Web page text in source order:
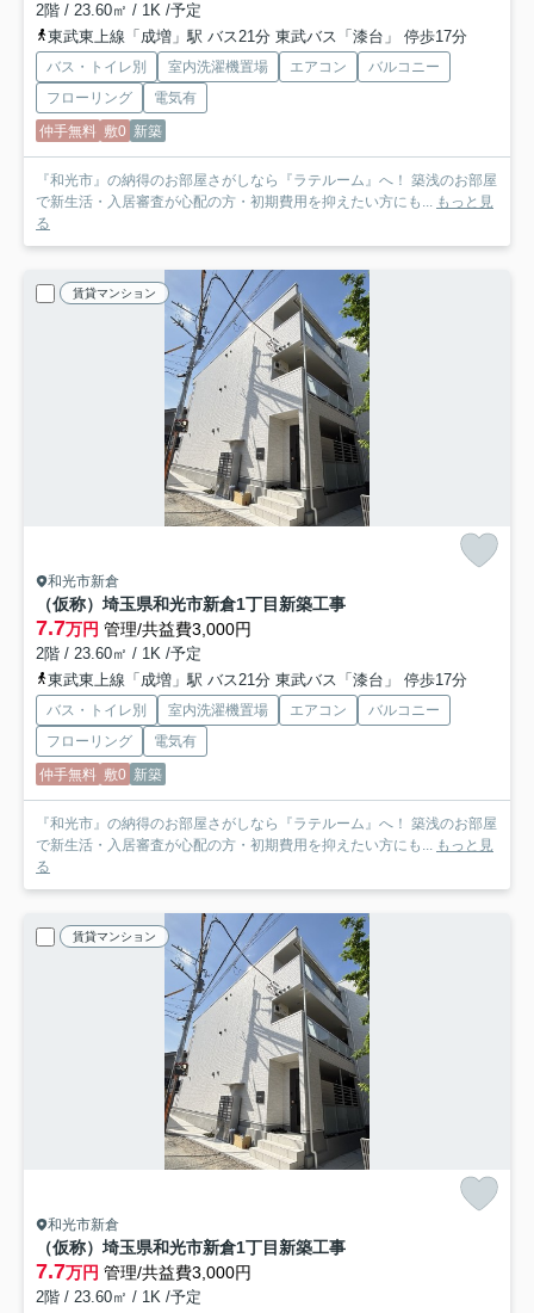
2階 / 23.60㎡ / 1K /予定
東武東上線「成増」駅 バス21分 東武バス「漆台」 停歩17分
バス・トイレ別 室内洗濯機置場 エアコン
バルコニー
フローリング
電気有
仲手無料 敷0 新築
『和光市』の納得のお部屋さがしなら『ラテルーム』へ！ 築浅のお部屋
で新生活・入居審査が心配の方・初期費用を抑えたい方にも... もっと見
る
賃貸マンション
和光市新倉
（仮称）埼玉県和光市新倉1丁目新築工事
7.7万円 管理/共益費3,000円
2階 / 23.60㎡ / 1K /予定
東武東上線「成増」駅 バス21分 東武バス「漆台」 停歩17分
バス・トイレ別 室内洗濯機置場 エアコン
バルコニー
フローリング
電気有
仲手無料 敷0 新築
『和光市』の納得のお部屋さがしなら『ラテルーム』へ！ 築浅のお部屋
で新生活・入居審査が心配の方・初期費用を抑えたい方にも... もっと見
る
賃貸マンション
和光市新倉
（仮称）埼玉県和光市新倉1丁目新築工事
7.7万円 管理/共益費3,000円
2階 / 23.60㎡ / 1K /予定